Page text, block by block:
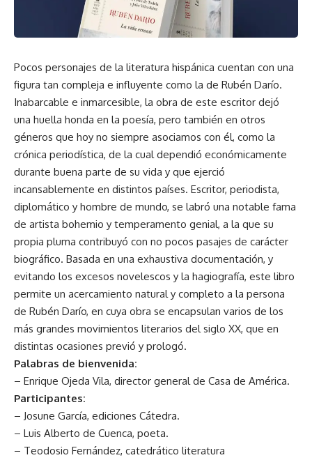
Pocos personajes de la literatura hispánica cuentan con una
figura tan compleja e influyente como la de Rubén Darío.
Inabarcable e inmarcesible, la obra de este escritor dejó
una huella honda en la poesía, pero también en otros
géneros que hoy no siempre asociamos con él, como la
crónica periodística, de la cual dependió económicamente
durante buena parte de su vida y que ejerció
incansablemente en distintos países. Escritor, periodista,
diplomático y hombre de mundo, se labró una notable fama
de artista bohemio y temperamento genial, a la que su
propia pluma contribuyó con no pocos pasajes de carácter
biográfico. Basada en una exhaustiva documentación, y
evitando los excesos novelescos y la hagiografía, este libro
permite un acercamiento natural y completo a la persona
de Rubén Darío, en cuya obra se encapsulan varios de los
más grandes movimientos literarios del siglo XX, que en
distintas ocasiones previó y prologó.
Palabras de bienvenida:
– Enrique Ojeda Vila, director general de Casa de América.
Participantes:
– Josune García, ediciones Cátedra.
– Luis Alberto de Cuenca, poeta.
– Teodosio Fernández, catedrático literatura